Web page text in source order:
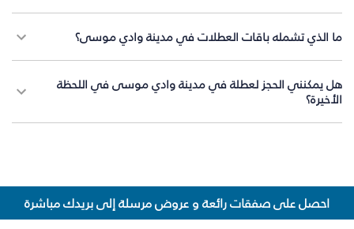
ما الذي تشمله باقات العطلات في مدينة وادي موسى؟
هل يمكنني الحجز لعطلة في مدينة وادي موسى في اللحظة
الأخيرة؟
احصل على صفقات رائعة و عروض مرسلة إلى بريدك مباشرة